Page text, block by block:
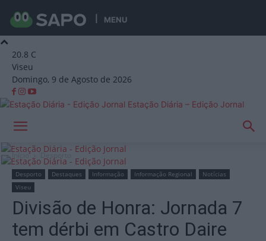
MENU
20.8 C
Viseu
Domingo, 9 de Agosto de 2026
Estação Diária – Edição Jornal
Início Desporto
Desporto Destaques Informação Informação Regional
Notícias
Viseu
Divisão de Honra: Jornada 7
tem dérbi em Castro Daire